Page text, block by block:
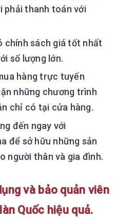
phải thanh toán với
chính sách giá tốt nhất
số lượng lớn.
hàng trực tuyến
những chương trình
chỉ có tại cửa hàng.
đến ngay với
để sở hữu những sản
người thân và gia đình.
và bảo quản viên
Quốc hiệu quả.